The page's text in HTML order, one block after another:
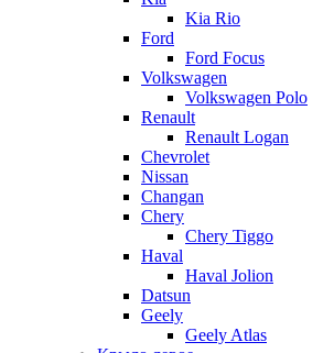
Kia Rio
Ford
Ford Focus
Volkswagen
Volkswagen Polo
Renault
Renault Logan
Chevrolet
Nissan
Changan
Chery
Chery Tiggo
Haval
Haval Jolion
Datsun
Geely
Geely Atlas